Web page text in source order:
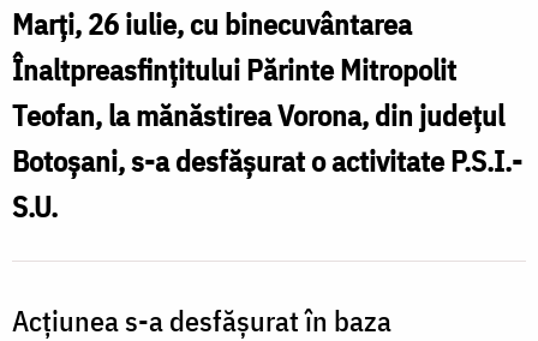
mijlocul
obștii
Mănăstirii
Vorona
Marți, 26 iulie, cu binecuvântarea
Înaltpreasfințitului Părinte Mitropolit
Teofan, la mănăstirea Vorona, din județul
Botoșani, s-a desfășurat o activitate P.S.I.-
S.U.
Acțiunea s-a desfășurat în baza